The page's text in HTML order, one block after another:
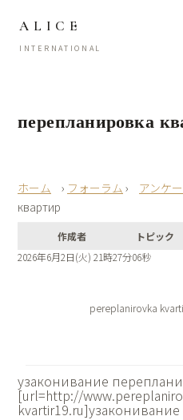
ALICE
INTERNATIONAL
перепланировка
› フォーラム › アンケ
квартир
作成者
トピック
2026年6月2日(火) 21時27分06秒
pereplanirovka
узаконивание
[url=http://